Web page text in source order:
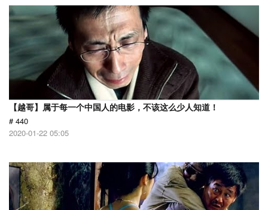
【越哥】属于每一个中国人的电影，不该这么少人知道！
# 440
2020-01-22 05:05